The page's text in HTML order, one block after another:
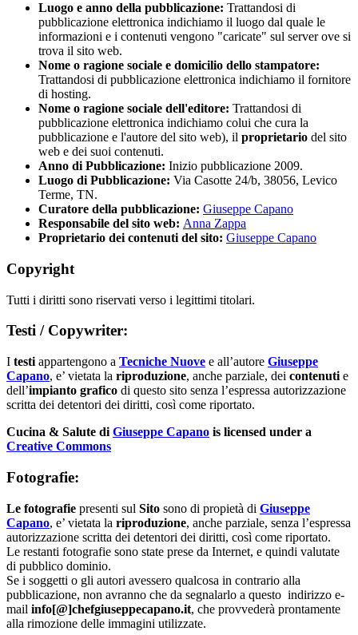
Luogo e anno della pubblicazione: Trattandosi di
pubblicazione elettronica indichiamo il luogo dal quale le
informazioni e i contenuti vengono "caricate" sul server ove si
trova il sito web.
Nome o ragione sociale e domicilio dello stampatore:
Trattandosi di pubblicazione elettronica indichiamo il fornitore
di hosting.
Nome o ragione sociale dell'editore: Trattandosi di
pubblicazione elettronica indichiamo colui che cura la
pubblicazione e l'autore del sito web), il proprietario del sito
web e dei suoi contenuti.
Anno di Pubblicazione: Inizio pubblicazione 2009.
Luogo di Pubblicazione: Via Casotte 24/b, 38056, Levico
Terme, TN.
Curatore della pubblicazione: Giuseppe Capano
Responsabile del sito web: Anna Zappa
Proprietario dei contenuti del sito: Giuseppe Capano
Copyright
Tutti i diritti sono riservati verso i legittimi titolari.
Testi / Copywriter:
I testi appartengono a Tecniche Nuove e all’autore Giuseppe
Capano, e’ vietata la riproduzione, anche parziale, dei contenuti e
dell’impianto grafico di questo sito senza l’espressa autorizzazione
scritta dei detentori dei diritti, così come riportato.
Cucina & Salute di Giuseppe Capano is licensed under a
Creative Commons
Fotografie:
Le fotografie presenti sul Sito sono di propietà di Giuseppe
Capano, e’ vietata la riproduzione, anche parziale, senza l’espressa
autorizzazione scritta dei detentori dei diritti, così come riportato.
Le restanti fotografie sono state prese da Internet, e quindi valutate
di pubblico dominio.
Se i soggetti o gli autori avessero qualcosa in contrario alla
pubblicazione, non avranno che da segnalarlo a questo indirizzo e-
mail info[@]chefgiuseppecapano.it, che provvederà prontamente
alla rimozione delle immagini utilizzate.